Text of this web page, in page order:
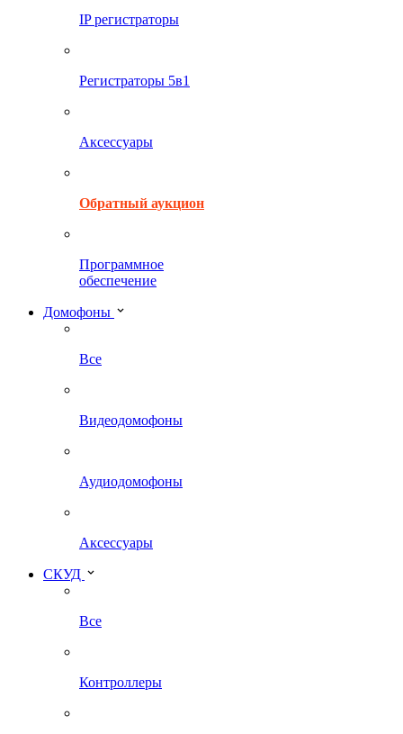
IP регистраторы
Регистраторы 5в1
Аксессуары
Обратный аукцион
Программное
обеспечение
Домофоны
Все
Видеодомофоны
Аудиодомофоны
Аксессуары
СКУД
Все
Контроллеры